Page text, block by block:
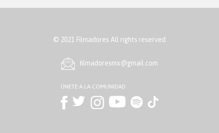
© 2021 Filmadores All rights reserved
ﬁlmadoresmx@gmail.com
ÚNETE A LA COMUNIDAD